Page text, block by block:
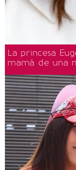
La princesa
mamá de una